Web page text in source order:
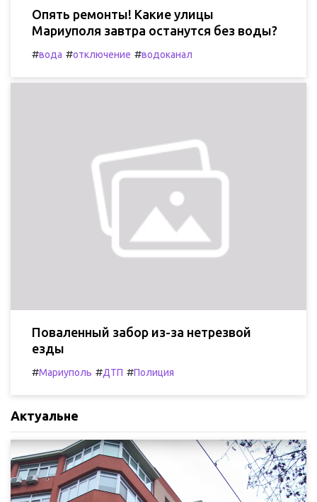
Опять ремонты! Какие улицы
Мариуполя завтра останутся без воды?
#вода #отключение #водоканал
Поваленный забор из-за нетрезвой
езды
#Мариуполь #ДТП #Полиция
Актуальне